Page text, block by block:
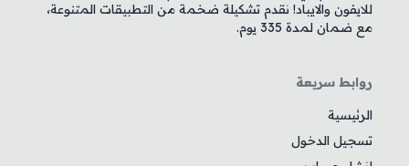
للايفون والايباد! نقدم تشكيلة ضخمة من التطبيقات المتنوعة،
مع ضمان لمدة 335 يوم.
روابط سريعة
الرئيسية
تسجيل الدخول